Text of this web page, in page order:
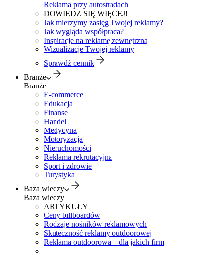
Reklama przy autostradach
DOWIEDZ SIĘ WIĘCEJ!
Jak mierzymy zasięg Twojej reklamy?
Jak wygląda współpraca?
Inspiracje na reklamę zewnętrzną
Wizualizacje Twojej reklamy
Sprawdź cennik
Branże
Branże
E-commerce
Edukacja
Finanse
Handel
Medycyna
Motoryzacja
Nieruchomości
Reklama rekrutacyjna
Sport i zdrowie
Turystyka
Baza wiedzy
Baza wiedzy
ARTYKUŁY
Ceny billboardów
Rodzaje nośników reklamowych
Skuteczność reklamy outdoorowej
Reklama outdoorowa – dla jakich firm